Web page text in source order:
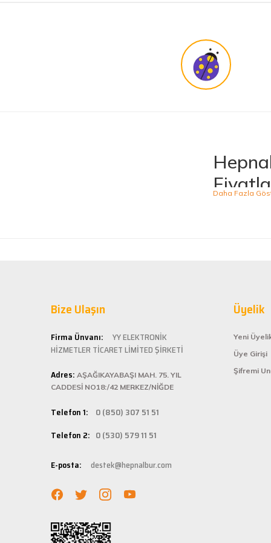
ü... ş... | 22/01/2025
Deneyimini Paylaş
alışveriş
ömürlü
Kolay
istediğiniz
bilgilere
Hızlı
adresinize
Bize Ulaşın
Firma Ünvanı:
YY ELEKTRONİK
HİZMETLER TİCARET LİMİTED ŞİRKETİ
Adres: AŞAĞIKAYABAŞI MAH. 75. YIL
CADDESİ NO18:/42 MERKEZ/NİĞDE
Telefon 1: 0 (850) 307 51 51
Telefon 2: 0 (530) 579 11 51
E-posta: destek@hepnalbur.com
Üyelik
Yeni
Üye Girişi
Şifremi